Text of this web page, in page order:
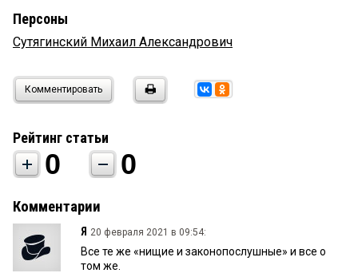
Персоны
Сутягинский Михаил Александрович
Комментировать
Рейтинг статьи
0 0
Комментарии
Я 20 февраля 2021 в 09:54:
Все те же «нищие и законопослушные» и все о
том же.